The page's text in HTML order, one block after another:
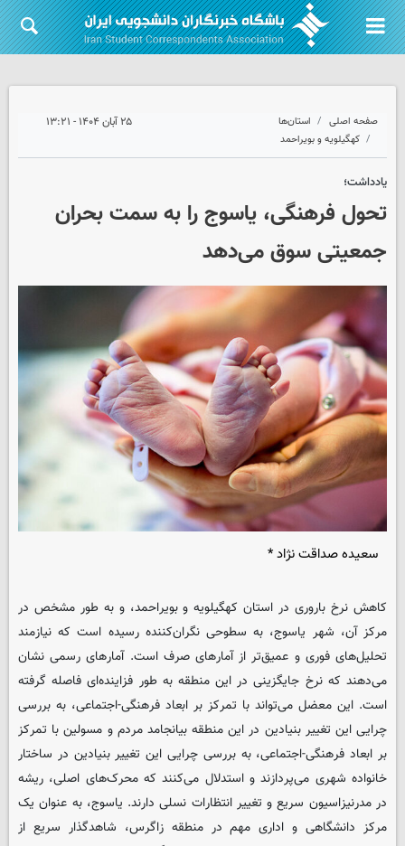
صفحه اصلی
استان‌ها
کهگیلویه و بویراحمد
۲۵ آبان ۱۴۰۴ - ۱۳:۲۱
یادداشت؛
تحول فرهنگی، یاسوج را به سمت بحران
جمعیتی سوق می‌دهد
سعیده صداقت نژاد *
کاهش نرخ باروری در استان کهگیلویه و بویراحمد، و به طور مشخص در
مرکز آن، شهر یاسوج، به سطوحی نگران‌کننده رسیده است که نیازمند
تحلیل‌های فوری و عمیق‌تر از آمارهای صرف است. آمارهای رسمی نشان
می‌دهند که نرخ جایگزینی در این منطقه به طور فزاینده‌ای فاصله گرفته
است. این معضل می‌تواند با تمرکز بر ابعاد فرهنگی-اجتماعی، به بررسی
چرایی این تغییر بنیادین در این منطقه بیانجامد مردم و مسولین با تمرکز
بر ابعاد فرهنگی-اجتماعی، به بررسی چرایی این تغییر بنیادین در ساختار
خانواده شهری می‌پردازند و استدلال می‌کنند که محرک‌های اصلی، ریشه
در مدرنیزاسیون سریع و تغییر انتظارات نسلی دارند. یاسوج، به عنوان یک
مرکز دانشگاهی و اداری مهم در منطقه زاگرس، شاهدگذار سریع از